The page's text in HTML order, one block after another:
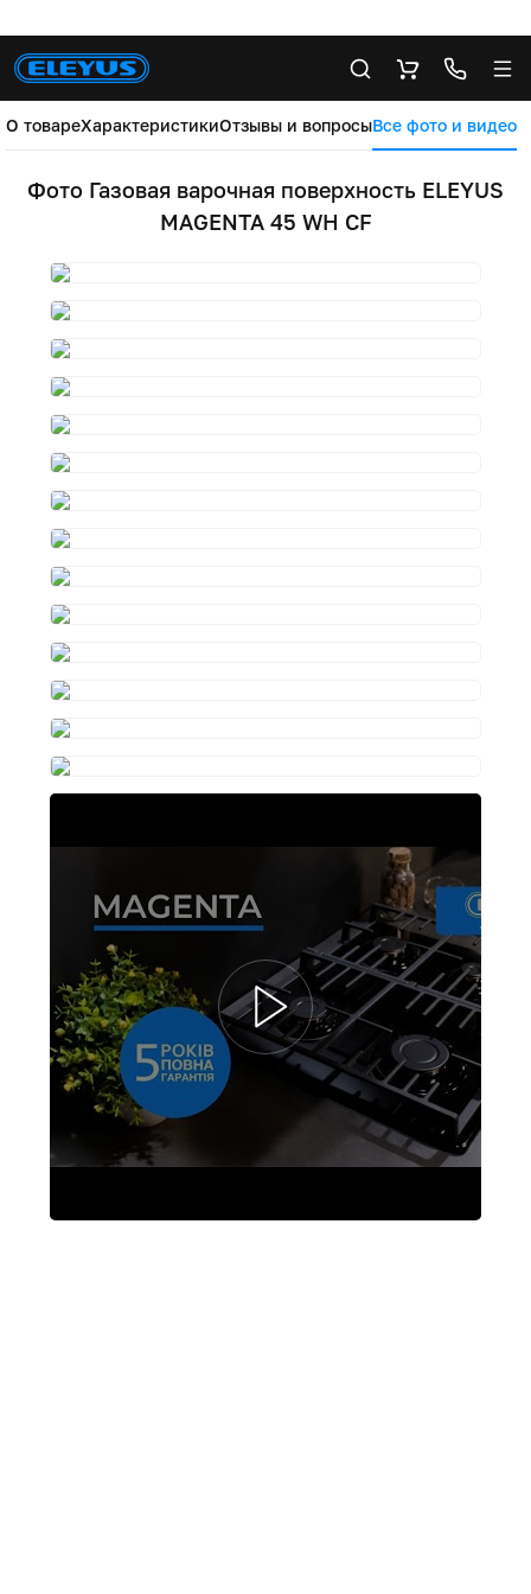
О товареХарактеристикиОтзывы и вопросыВсе фото и видео
Фото Газовая варочная поверхность ELEYUS
MAGENTA 45 WH CF